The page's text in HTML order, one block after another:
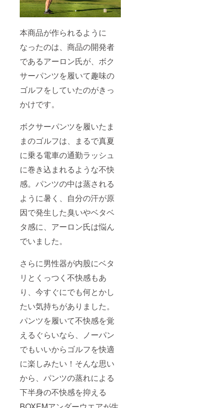
本商品が作られるように
なったのは、商品の開発者
であるアーロン氏が、ボク
サーパンツを履いて趣味の
ゴルフをしていたのがきっ
かけです。
ボクサーパンツを履いたま
まのゴルフは、まるで真夏
に乗る電車の通勤ラッシュ
に巻き込まれるような不快
感。パンツの中は蒸される
ように暑く、自分の汗が原
因で発生した臭いやベタベ
タ感に、アーロン氏は悩ん
でいました。
さらに男性器が内股にベタ
リとくっつく不快感もあ
り、今すぐにでも何とかし
たい気持ちがありました。
パンツを履いて不快感を覚
えるぐらいなら、ノーパン
でもいいからゴルフを快適
に楽しみたい！そんな思い
から、パンツの蒸れによる
下半身の不快感を抑える